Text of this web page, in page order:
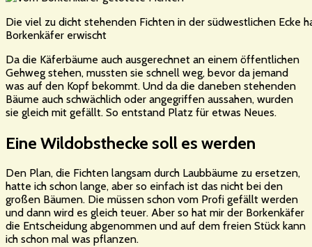
Die viel zu dicht stehenden Fichten in der südwestlichen Ecke
Borkenkäfer erwischt
Da die Käferbäume auch ausgerechnet an einem öffentlichen
Gehweg stehen, mussten sie schnell weg, bevor da jemand
was auf den Kopf bekommt. Und da die daneben stehenden
Bäume auch schwächlich oder angegriffen aussahen, wurden
sie gleich mit gefällt. So entstand Platz für etwas Neues.
Eine Wildobsthecke soll es werden
Den Plan, die Fichten langsam durch Laubbäume zu ersetzen,
hatte ich schon lange, aber so einfach ist das nicht bei den
großen Bäumen. Die müssen schon vom Profi gefällt werden
und dann wird es gleich teuer. Aber so hat mir der Borkenkäfer
die Entscheidung abgenommen und auf dem freien Stück kann
ich schon mal was pflanzen.